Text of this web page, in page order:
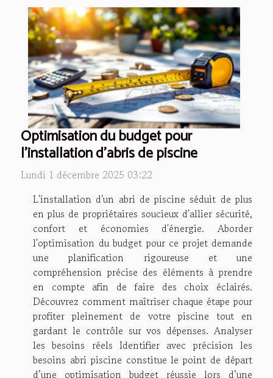
Optimisation du budget pour
l'installation d'abris de piscine
Lundi 1 décembre 2025 03:22
L'installation d'un abri de piscine séduit de plus
en plus de propriétaires soucieux d'allier sécurité,
confort et économies d'énergie. Aborder
l'optimisation du budget pour ce projet demande
une planification rigoureuse et une
compréhension précise des éléments à prendre
en compte afin de faire des choix éclairés.
Découvrez comment maîtriser chaque étape pour
profiter pleinement de votre piscine tout en
gardant le contrôle sur vos dépenses. Analyser
les besoins réels Identifier avec précision les
besoins abri piscine constitue le point de départ
d’une optimisation budget réussie lors d’une